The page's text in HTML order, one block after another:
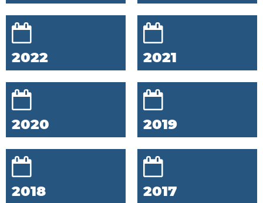
2022 2021
2020 2019
2018 2017